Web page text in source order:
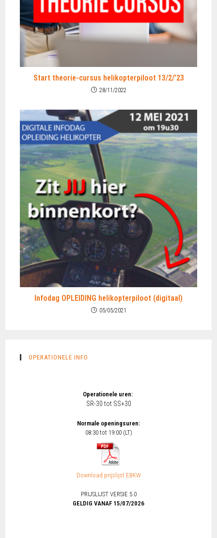
Start theorie-cursus helikopterpiloot 13/2/’23
28/11/2022
Infodag OPLEIDING helikopterpiloot (digitaal)
05/05/2021
OPERATIONELE INFO
Operationele uren:
SR-30 tot SS+30
Normale openingsuren:
08:30 tot 19:00 (LT)
Download prijslijst EBKW
PRIJSLIJST VERSIE 5.0
GELDIG VANAF 15/07/2026